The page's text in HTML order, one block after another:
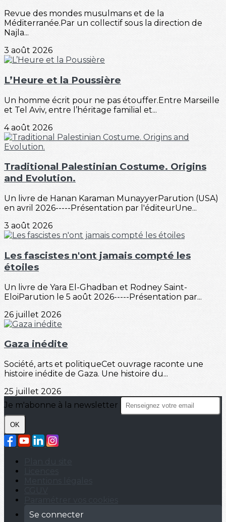
Revue des mondes musulmans et de la
Méditerranée.Par un collectif sous la direction de
Najla...
3 août 2026
L’Heure et la Poussière
Un homme écrit pour ne pas étouffer.Entre Marseille
et Tel Aviv, entre l’héritage familial et...
4 août 2026
Traditional Palestinian Costume. Origins
and Evolution.
Un livre de Hanan Karaman MunayyerParution (USA)
en avril 2026-----Présentation par l'éditeurUne...
3 août 2026
Les fascistes n'ont jamais compté les
étoiles
Un livre de Yara El-Ghadban et Rodney Saint-
EloiParution le 5 août 2026-----Présentation par...
26 juillet 2026
Gaza inédite
Société, arts et politiqueCet ouvrage raconte une
histoire inédite de Gaza. Une histoire du...
25 juillet 2026
Je m'abonne à la newsletter
OK
Se connecter